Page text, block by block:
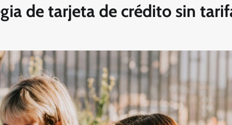
de tarjeta de crédito sin